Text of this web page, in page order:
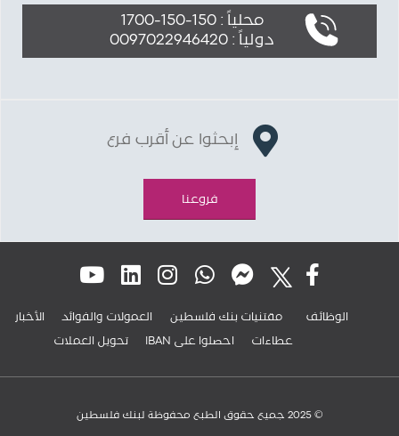
محلياً : 150-150-1700
دولياً : 0097022946420
إبحثوا عن أقرب فرع
فروعنا
الوظائف مقتنيات بنك فلسطين العمولات والفوائد الأخبار
عطاءات IBAN احصلوا على تحويل العملات
© 2025 جميع حقوق الطبع محفوظة لبنك فلسطين